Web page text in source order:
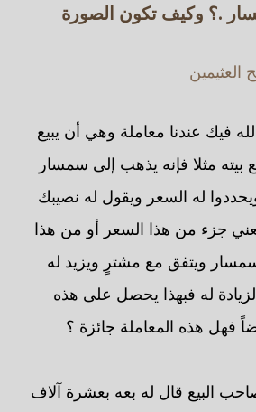
.؟ وكيف تكون الصورة
فيك عندنا معاملة وهي أن يبيع
بيته مثلا فإنه يذهب إلى سمسار
له السعر ويقول له نصيبك
جزء من هذا السعر أو من هذا
ويتفق مع مشترٍ ويزيد له
له فبهذا يحصل على هذه
فهل هذه المعاملة جائزة ؟
البيع قال له بعه بعشرة آلاف